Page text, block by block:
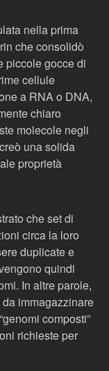
nella prima
che consolidò
piccole gocce di
cellule
a RNA o DNA,
chiaro
molecole negli
una solida
proprietà
che set di
circa la loro
duplicate e
quindi
In altre parole,
immagazzinare
composti”
richieste per